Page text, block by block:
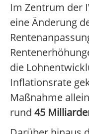
Im Zentrum der
eine Änderung
die
Inflationsrate
Maßnahme
rund 45